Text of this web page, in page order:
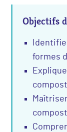
Objectifs
formes